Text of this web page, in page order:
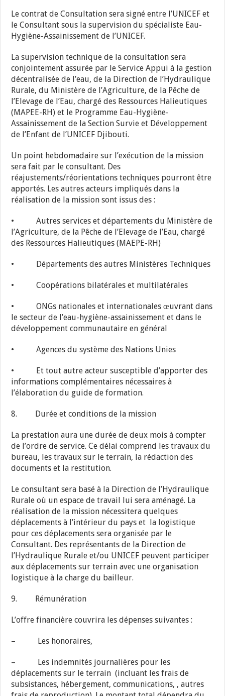
Le contrat de Consultation sera signé entre l’UNICEF et
le Consultant sous la supervision du spécialiste Eau-
Hygiène-Assainissement de l’UNICEF.
La supervision technique de la consultation sera
conjointement assurée par le Service Appui à la gestion
décentralisée de l’eau, de la Direction de l’Hydraulique
Rurale, du Ministère de l’Agriculture, de la Pêche de
l’Elevage de l’Eau, chargé des Ressources Halieutiques
(MAPEE-RH) et le Programme Eau-Hygiène-
Assainissement de la Section Survie et Développement
de l’Enfant de l’UNICEF Djibouti.
Un point hebdomadaire sur l’exécution de la mission
sera fait par le consultant. Des
réajustements/réorientations techniques pourront être
apportés. Les autres acteurs impliqués dans la
réalisation de la mission sont issus des :
• Autres services et départements du Ministère de
l’Agriculture, de la Pêche de l’Elevage de l’Eau, chargé
des Ressources Halieutiques (MAEPE-RH)
• Départements des autres Ministères Techniques
• Coopérations bilatérales et multilatérales
• ONGs nationales et internationales œuvrant dans
le secteur de l’eau-hygiène-assainissement et dans le
développement communautaire en général
• Agences du système des Nations Unies
• Et tout autre acteur susceptible d’apporter des
informations complémentaires nécessaires à
l’élaboration du guide de formation.
8. Durée et conditions de la mission
La prestation aura une durée de deux mois à compter
de l’ordre de service. Ce délai comprend les travaux du
bureau, les travaux sur le terrain, la rédaction des
documents et la restitution.
Le consultant sera basé à la Direction de l’Hydraulique
Rurale où un espace de travail lui sera aménagé. La
réalisation de la mission nécessitera quelques
déplacements à l’intérieur du pays et la logistique
pour ces déplacements sera organisée par le
Consultant. Des représentants de la Direction de
l’Hydraulique Rurale et/ou UNICEF peuvent participer
aux déplacements sur terrain avec une organisation
logistique à la charge du bailleur.
9. Rémunération
L’offre financière couvrira les dépenses suivantes :
– Les honoraires,
– Les indemnités journalières pour les
déplacements sur le terrain (incluant les frais de
subsistances, hébergement, communications, , autres